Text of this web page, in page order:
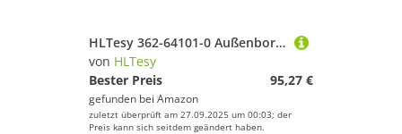
HLTesy 362-64101-0 Außenbordpropeller 9,25x9 Aluminium 14 Spline for 9.9HP 15HP 20HP Bootsmotorteil
von HLTesy
Bester Preis
95,27 €
gefunden bei Amazon
zuletzt überprüft am 27.09.2025 um 00:03; der
Preis kann sich seitdem geändert haben.